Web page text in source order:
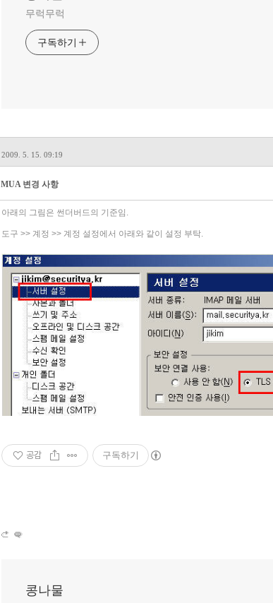
무럭무럭
구독하기
2009. 5. 15. 09:19
MUA 변경 사항
아래의 그림은 썬더버드의 기준임.
도구 >> 계정 >> 계정 설정에서 아래와 같이 설정 부탁.
공감 구독하기
콩나물